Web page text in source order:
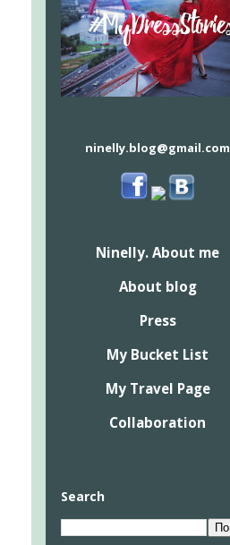
ninelly.blog@gmail.com
Ninelly. About me
About blog
Press
My Bucket List
My Travel Page
Collaboration
Search